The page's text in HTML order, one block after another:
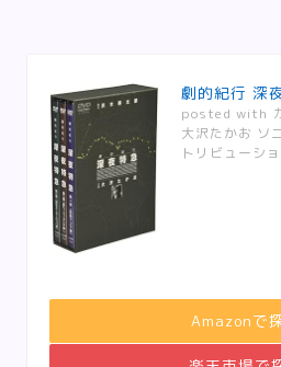
劇的紀行 深
posted with
大沢たかお ソ
トリビューシ
Amazonで